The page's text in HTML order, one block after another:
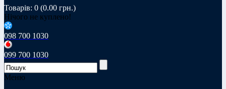
Товарів: 0 (0.00 грн.)
Нічого не куплено!
098 700 1030
099 700 1030
Меню